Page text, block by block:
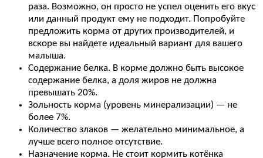
раза. Возможно, он просто не успел оценить его вкус
или данный продукт ему не подходит. Попробуйте
предложить корма от других производителей, и
вскоре вы найдете идеальный вариант для вашего
малыша.
Содержание белка. В корме должно быть высокое
содержание белка, а доля жиров не должна
превышать 20%.
Зольность корма (уровень минерализации) — не
более 7%.
Количество злаков — желательно минимальное, а
лучше всего полное отсутствие.
Назначение корма. Не стоит кормить котёнка